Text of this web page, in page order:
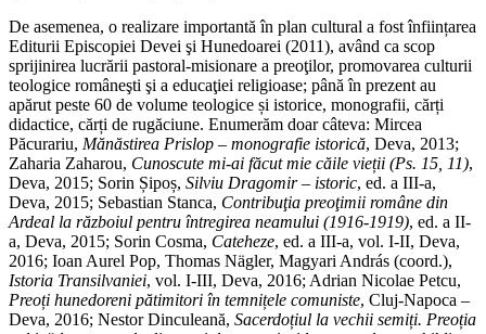
De asemenea, o realizare importantă în plan cultural a fost înființarea
Editurii Episcopiei Devei şi Hunedoarei (2011), având ca scop
sprijinirea lucrării pastoral-misionare a preoţilor, promovarea culturii
teologice româneşti şi a educaţiei religioase; până în prezent au
apărut peste 60 de volume teologice și istorice, monografii, cărți
didactice, cărți de rugăciune. Enumerăm doar câteva: Mircea
Păcurariu, Mănăstirea Prislop – monografie istorică, Deva, 2013;
Zaharia Zaharou, Cunoscute mi-ai făcut mie căile vieții (Ps. 15, 11),
Deva, 2015; Sorin Șipoș, Silviu Dragomir – istoric, ed. a III-a,
Deva, 2015; Sebastian Stanca, Contribuţia preoţimii române din
Ardeal la războiul pentru întregirea neamului (1916-1919), ed. a II-
a, Deva, 2015; Sorin Cosma, Cateheze, ed. a III-a, vol. I-II, Deva,
2016; Ioan Aurel Pop, Thomas Nägler, Magyari András (coord.),
Istoria Transilvaniei, vol. I-III, Deva, 2016; Adrian Nicolae Petcu,
Preoți hunedoreni pătimitori în temnițele comuniste, Cluj-Napoca –
Deva, 2016; Nestor Dinculeană, Sacerdoțiul la vechii semiți. Preoția